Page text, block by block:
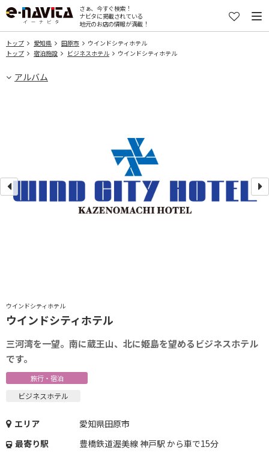
さぁ、今すぐ検索！
ナビタに掲載されている
地元のお店の情報が満載！
トップ 愛知県 田原市
ウインドシティホテル
トップ
宿泊施設 ビジネスホテル ウインドシティホテル
アルバム
ウインドシティホテル
ウインドシティホテル
三河湾を一望。南に蔵王山、北に姫島を望めるビジネスホテル
です。
旅行・宿泊
ビジネスホテル
エリア
愛知県田原市
最寄り駅
豊橋鉄道渥美線 神戸駅 から車で15分